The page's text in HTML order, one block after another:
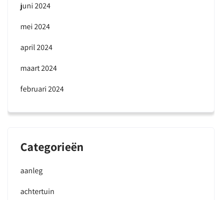
juni 2024
mei 2024
april 2024
maart 2024
februari 2024
Categorieën
aanleg
achtertuin